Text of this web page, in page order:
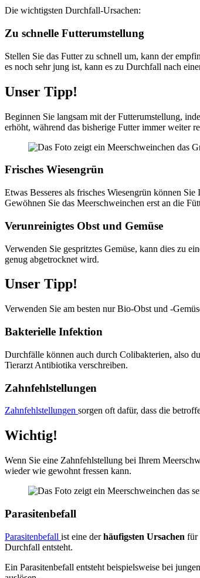
Die wichtigsten Durchfall-Ursachen:
Zu schnelle Futterumstellung
Stellen Sie das Futter zu schnell um, kann der
es noch sehr jung ist, kann es zu Durchfall nach
Unser Tipp!
Beginnen Sie langsam mit der Futterumstellung,
erhöht, während das bisherige Futter immer weiter
Frisches Wiesengrün
Etwas Besseres als frisches Wiesengrün können
Gewöhnen Sie das Meerschweinchen erst an die
Verunreinigtes Obst und Gemüse
Verwenden Sie gespritztes Gemüse, kann dies zu
genug abgetrocknet wird.
Unser Tipp!
Verwenden Sie am besten nur Bio-Obst und -
Bakterielle Infektion
Durchfälle können auch durch Colibakterien, also
Tierarzt Antibiotika verschreiben.
Zahnfehlstellungen
Zahnfehlstellungen sorgen oft dafür, dass die
Wichtig!
Wenn Sie eine Zahnfehlstellung bei Ihrem
wieder wie gewohnt fressen kann.
Parasitenbefall
Parasitenbefall ist eine derhäufigsten Ursachen für
Durchfall entsteht.
Ein Parasitenbefall entsteht beispielsweise bei